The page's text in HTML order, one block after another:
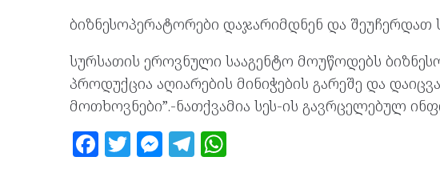
ბიზნესოპერატორები დაჯარიმდნენ და შეუჩერდათ
სურსათის ეროვნული სააგენტო მოუწოდებს
პროდუქცია აღიარების მინიჭების გარეშე და
მოთხოვნები”.-ნათქვამია სეს-ის გავრცელებულ
F T M T